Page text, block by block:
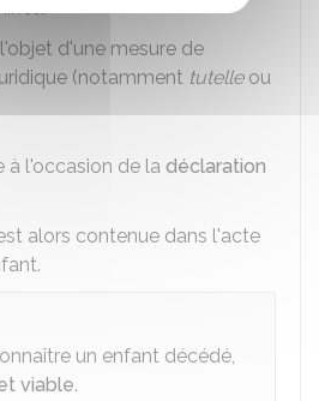
d'une mesure de
(notamment tutelleou
à l'occasion de la déclaration
alors contenue dans l'acte
un enfant décédé,
viable.